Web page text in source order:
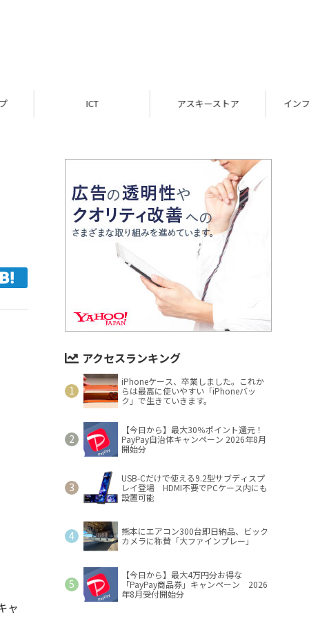
インフォメーション
ャ
アクセスランキング
iPhoneケース、卒業しました。これか
らは最高に使いやすい「iPhoneバッ
ク」で生きていきます。
【今日から】最大30％ポイント還元！
PayPay自治体キャンペーン 2026年8月
開始分
USB-Cだけで使える9.2型サブディスプ
レイ登場 HDMI不要でPCケース内にも
設置可能
熊本にエアコン300台即日納品、ビック
カメラに称賛「大ファインプレー」
【今日から】最大4万円分お得な
「PayPay商品券」キャンペーン 2026
年8月受付開始分